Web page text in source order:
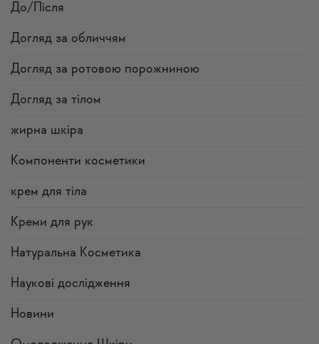
До/Після
Догляд за обличчям
Догляд за ротовою порожниною
Догляд за тілом
жирна шкіра
Компоненти косметики
крем для тіла
Креми для рук
Натуральна Косметика
Наукові дослідження
Новини